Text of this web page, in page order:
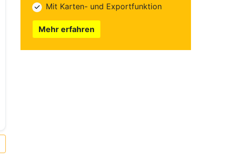
Mit Karten- und Exportfunktion
Mehr erfahren